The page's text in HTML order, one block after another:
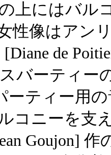
上にはバル
性像はアン
de
バーティー
ーティー用
コニーを支
Goujon]